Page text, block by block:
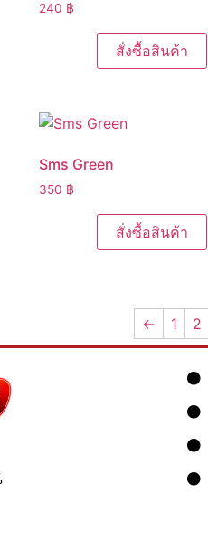
240 ฿
สั่งซื้อสินค้า
Sms Green
350 ฿
สั่งซื้อสินค้า
← 1 2